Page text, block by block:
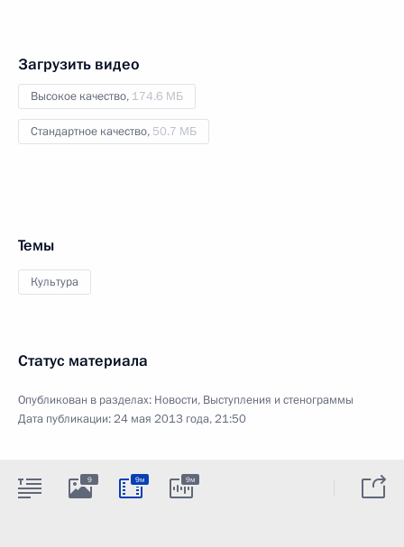
Загрузить видео
Высокое качество, 174.6 МБ
Стандартное качество, 50.7 МБ
Темы
Культура
Статус материала
Опубликован в разделах: Новости, Выступления и стенограммы
Дата публикации:24 мая 2013 года, 21:50
9 9м 9м